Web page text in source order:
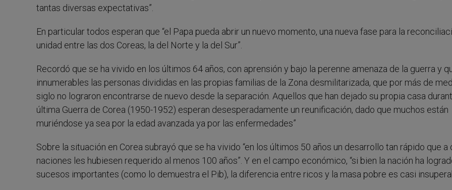
tantas diversas expectativas”.
En particular todos esperan que “el Papa pueda abrir un nuevo momento, una nueva fase para la
unidad entre las dos Coreas, la del Norte y la del Sur”.
Recordó que se ha vivido en los últimos 64 años, con aprensión y bajo la perenne amenaza de la guerra y
innumerables las personas divididas en las propias familias de la Zona desmilitarizada, que por más de
siglo no lograron encontrarse de nuevo desde la separación. Aquellos que han dejado su propia casa
última Guerra de Corea (1950-1952) esperan desesperadamente un reunificación, dado que muchos están
muriéndose ya sea por la edad avanzada ya por las enfermedades”
Sobre la situación en Corea subrayó que se ha vivido “en los últimos 50 años un desarrollo tan rápido que a
naciones les hubiesen requerido al menos 100 años”. Y en el campo económico, “si bien la nación ha
sucesos importantes (como lo demuestra el Pib), la diferencia entre ricos y la masa pobre es casi